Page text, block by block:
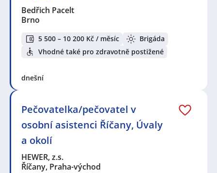
Bedřich Pacelt
Brno
5 500 – 10 200 Kč / měsíc
Brigáda
Vhodné také pro zdravotně postižené
dnešní
Pečovatelka/pečovatel v
osobní asistenci Říčany, Úvaly
a okolí
HEWER, z.s.
Říčany, Praha-východ